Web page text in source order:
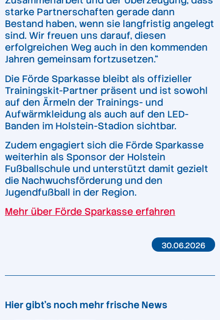
starke Partnerschaften gerade dann
Bestand haben, wenn sie langfristig angelegt
sind. Wir freuen uns darauf, diesen
erfolgreichen Weg auch in den kommenden
Jahren gemeinsam fortzusetzen.“
Die Förde Sparkasse bleibt als offizieller
Trainingskit-Partner präsent und ist sowohl
auf den Ärmeln der Trainings- und
Aufwärmkleidung als auch auf den LED-
Banden im Holstein-Stadion sichtbar.
Zudem engagiert sich die Förde Sparkasse
weiterhin als Sponsor der Holstein
Fußballschule und unterstützt damit gezielt
die Nachwuchsförderung und den
Jugendfußball in der Region.
Mehr über Förde Sparkasse erfahren
30.06.2026
Hier gibt's noch mehr frische News